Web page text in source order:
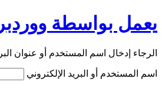
يعمل بواسطة
الرجاء إدخال اسم المستخدم أو عنوان
اسم المستخدم أو البريد الإلكتروني